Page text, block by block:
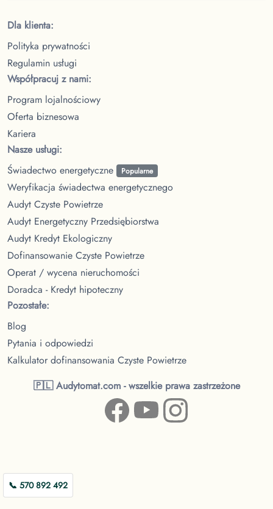
📞 570 892 492
Dla klienta:
Polityka prywatności
Regulamin usługi
Współpracuj z nami:
Program lojalnościowy
Oferta biznesowa
Kariera
Nasze usługi:
Świadectwo energetyczne
Popularne
Weryfikacja świadectwa energetycznego
Audyt Czyste Powietrze
Audyt Energetyczny Przedsiębiorstwa
Audyt Kredyt Ekologiczny
Dofinansowanie Czyste Powietrze
Operat / wycena nieruchomości
Doradca - Kredyt hipoteczny
Pozostałe:
Blog
Pytania i odpowiedzi
Kalkulator dofinansowania Czyste Powietrze
🇵🇱 Audytomat.com - wszelkie prawa zastrzeżone